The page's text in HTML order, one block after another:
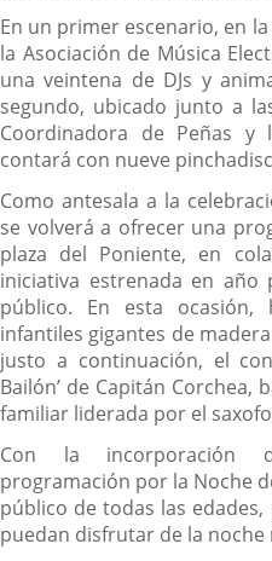
En un primer escenario, en
la Asociación de Música
una veintena de DJs y
segundo, ubicado junto a
Coordinadora de Peñas y
contará con nueve
Como antesala a la
se volverá a ofrecer una
plaza del Poniente, en
iniciativa estrenada en
público. En esta
infantiles gigantes de
justo a continuación, el
Bailón’ de Capitán
familiar liderada por el
Con la incorporación
programación por la Noche
público de todas las
puedan disfrutar de la noche